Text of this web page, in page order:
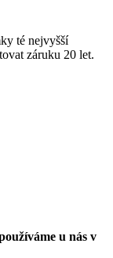
té nejvyšší
záruku 20 let.
u nás v